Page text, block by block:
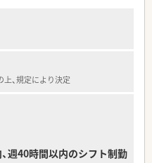
指導はもちろんのこと、OTC医
わたり、疑義照会や薬歴管理を
ナーにおいて、患者様の健康相
うカウンセリング業務も重要で
、規定により決定
週40時間以内のシフト制勤